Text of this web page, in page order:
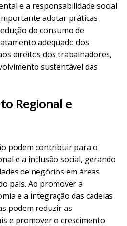
e a responsabilidade social
adotar práticas
do consumo de
adequado dos
direitos dos trabalhadores,
sustentável das
Regional e
podem contribuir para o
e a inclusão social, gerando
de negócios em áreas
país. Ao promover a
e a integração das cadeias
podem reduzir as
e promover o crescimento